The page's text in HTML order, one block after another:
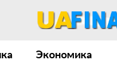
Экономика